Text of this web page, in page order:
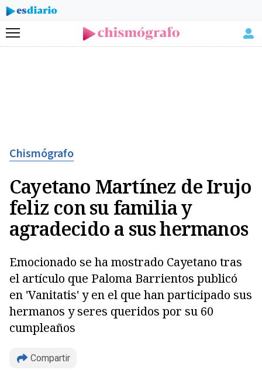
Menú
Chismógrafo
Cayetano Martínez de Irujo
feliz con su familia y
agradecido a sus hermanos
Emocionado se ha mostrado Cayetano tras
el artículo que Paloma Barrientos publicó
en 'Vanitatis' y en el que han participado sus
hermanos y seres queridos por su 60
cumpleaños
Compartir